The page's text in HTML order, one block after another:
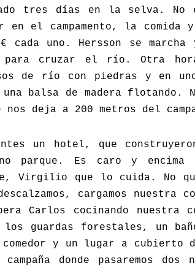
tres días en la selva. No
en el campamento, la comida
cada uno. Hersson se marcha
para cruzar el río. Otra
de río con piedras y en
balsa de madera flotando.
deja a 200 metros del
un hotel, que
parque. Es caro y
Virgilio que lo cuida. No
cargamos nuestra
Carlos cocinando nuestra
guardas forestales, un
y un lugar a cubierto
donde pasaremos dos